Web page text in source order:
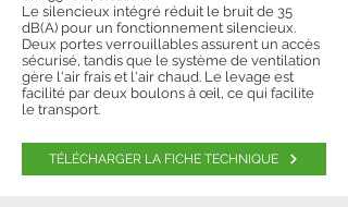
Le silencieux intégré réduit le bruit de 35
dB(A) pour un fonctionnement silencieux.
Deux portes verrouillables assurent un accès
sécurisé, tandis que le système de ventilation
gère l'air frais et l'air chaud. Le levage est
facilité par deux boulons à œil, ce qui facilite
le transport.
TÉLÉCHARGER LA FICHE TECHNIQUE